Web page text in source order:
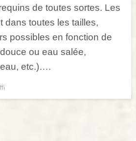
de toutes sortes. Les
dans toutes les tailles,
possibles en fonction de
ou eau salée,
etc.)….